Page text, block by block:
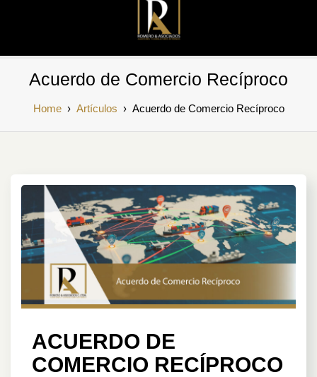
Romero y
Asociados
Acuerdo de Comercio Recíproco
Home› Artículos › Acuerdo de Comercio Recíproco
ACUERDO DE
COMERCIO RECÍPROCO